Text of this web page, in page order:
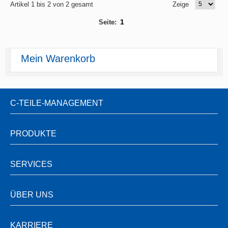
Artikel 1 bis 2 von 2 gesamt Zeige
Seite: 1
Mein Warenkorb
C-TEILE-MANAGEMENT
PRODUKTE
SERVICES
ÜBER UNS
KARRIERE